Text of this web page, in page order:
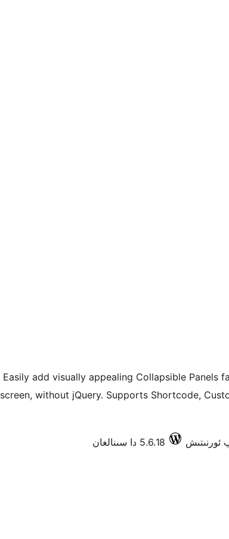
Easily add visually appealing Collapsible Panels
screen, without jQuery. Supports Shortcode,
5.6.18 دا سىنالغان